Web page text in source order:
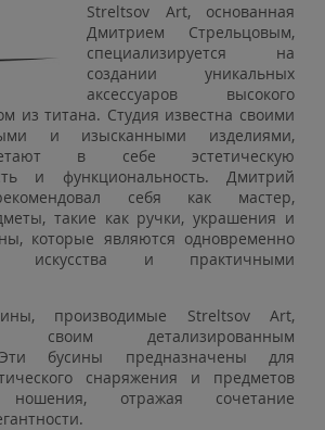
Streltsov Art, основанная
Дмитрием Стрельцовым,
специализируется на
создании уникальных
аксессуаров высокого
из титана. Студия известна своими
и изысканными изделиями,
в себе эстетическую
и функциональность. Дмитрий
себя как мастер,
такие как ручки, украшения и
которые являются одновременно
искусства и практичными
производимые Streltsov Art,
своим детализированным
бусины предназначены для
снаряжения и предметов
ношения, отражая сочетание